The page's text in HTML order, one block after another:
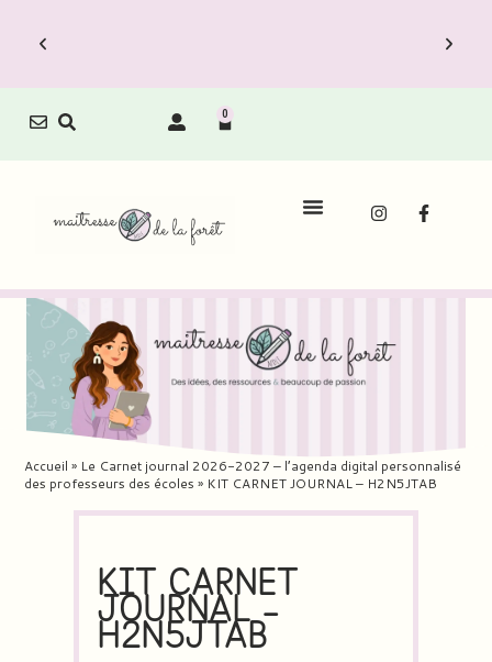
0
Accueil » Le Carnet journal 2026-2027 – l’agenda digital personnalisé
des professeurs des écoles » KIT CARNET JOURNAL – H2N5JTAB
KIT CARNET
JOURNAL –
H2N5JTAB